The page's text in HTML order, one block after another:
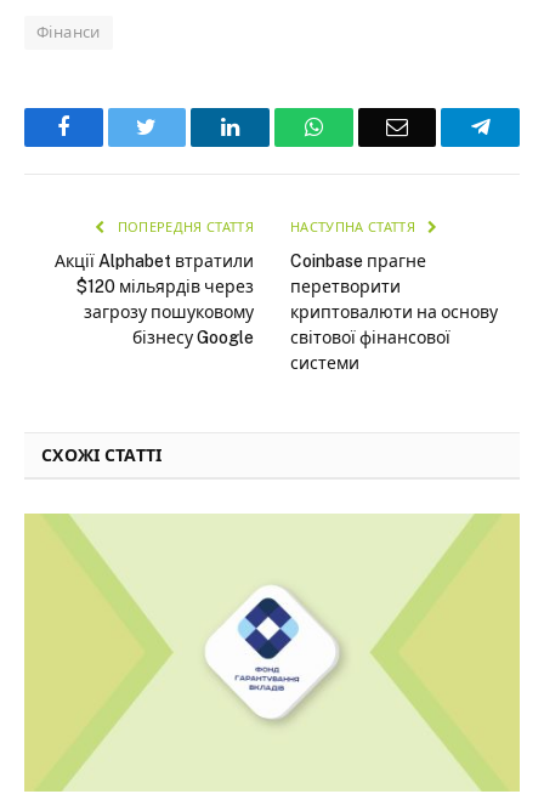
Фінанси
Facebook LinkedInWhatsAppEmail
ПОПЕРЕДНЯ СТАТТЯ
Акції Alphabet втратили
$120 мільярдів через
загрозу пошуковому
бізнесу Google
НАСТУПНА СТАТТЯ
Coinbase прагне
перетворити
криптовалюти на основу
світової фінансової
системи
СХОЖІ СТАТТІ